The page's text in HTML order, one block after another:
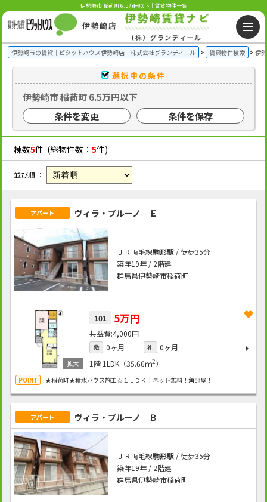
伊勢崎市 稲荷町 6.5万円以下｜賃貸物件一覧
伊勢崎市の賃貸｜ピタットハウス伊勢崎店｜株式会社グランディール 賃貸物件検索 伊
選択中の条件
伊勢崎市 稲荷町 6.5万円以下
条件を変更
条件を保存
棟数5件 (総物件数： 5件)
並び順 ：
アパート ヴィラ・ブルーノ Ｅ
ＪＲ両毛線駒形駅/ 徒歩35分
築年19年 / 2階建
群馬県伊勢崎市稲荷町
101 5万円
4,000円
敷 0ヶ月 礼
0ヶ月
1階 1LDK（35.66ｍ2）
★稲荷町★積水ハウス施工☆１ＬＤＫ！ネット無料！角部屋！
アパート ヴィラ・ブルーノ Ｂ
ＪＲ両毛線駒形駅/ 徒歩35分
築年19年 / 2階建
群馬県伊勢崎市稲荷町